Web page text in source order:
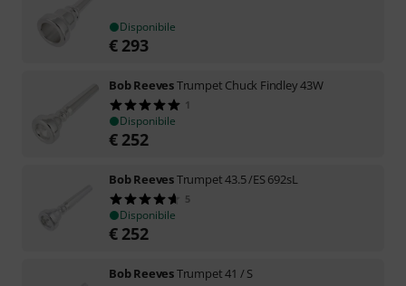
Disponibile
€ 293
Bob ReevesTrumpet Chuck Findley 43W
1
Disponibile
€ 252
Bob ReevesTrumpet 43.5 /ES 692sL
5
Disponibile
€ 252
Bob ReevesTrumpet 41 / S